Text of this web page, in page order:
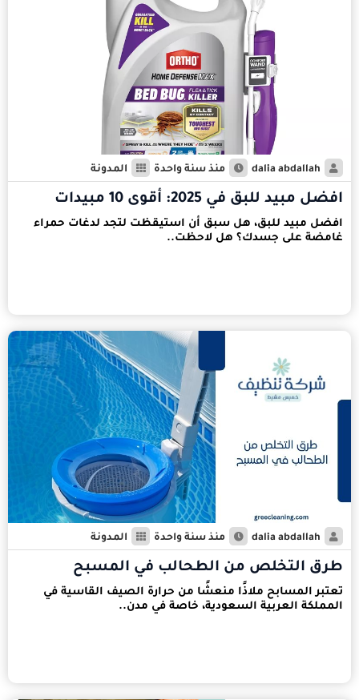
dalia abdallah منذ سنة واحدة المدونة
افضل مبيد للبق في 2025: أقوى 10 مبيدات
افضل مبيد للبق، هل سبق أن استيقظت لتجد لدغات حمراء
غامضة على جسدك؟ هل لاحظت..
dalia abdallah منذ سنة واحدة المدونة
طرق التخلص من الطحالب في المسبح
تعتبر المسابح ملاذًا منعشًا من حرارة الصيف القاسية في
المملكة العربية السعودية، خاصة في مدن..